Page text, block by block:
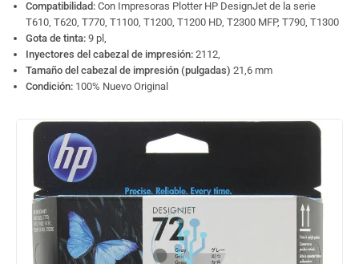
Compatibilidad: Con Impresoras Plotter HP DesignJet de la serie
T610, T620, T770, T1100, T1200, T1200 HD, T2300 MFP, T790, T1300
Gota de tinta: 9 pl,
Inyectores del cabezal de impresión: 2112,
Tamaño del cabezal de impresión (pulgadas) 21,6 mm
Condición: 100% Nuevo Original